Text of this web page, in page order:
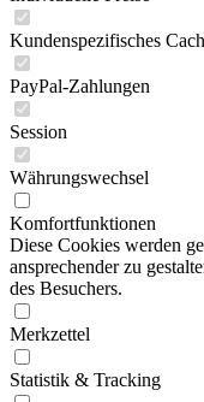
Kundenspezifisches
PayPal-Zahlungen
Session
Währungswechsel
Komfortfunktionen
Diese Cookies werden
ansprechender zu
des Besuchers.
Merkzettel
Statistik & Tracking